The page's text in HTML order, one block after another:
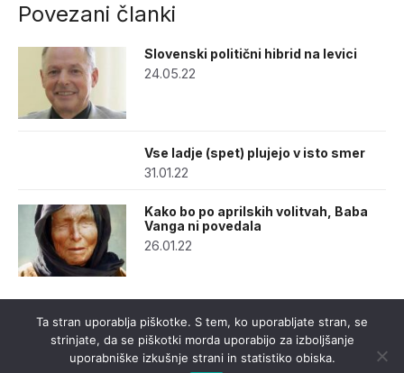
Povezani članki
Slovenski politični hibrid na levici
24.05.22
Vse ladje (spet) plujejo v isto smer
31.01.22
Kako bo po aprilskih volitvah, Baba
Vanga ni povedala
26.01.22
Ta stran uporablja piškotke. S tem, ko uporabljate stran, se
strinjate, da se piškotki morda uporabijo za izboljšanje
uporabniške izkušnje strani in statistiko obiska.